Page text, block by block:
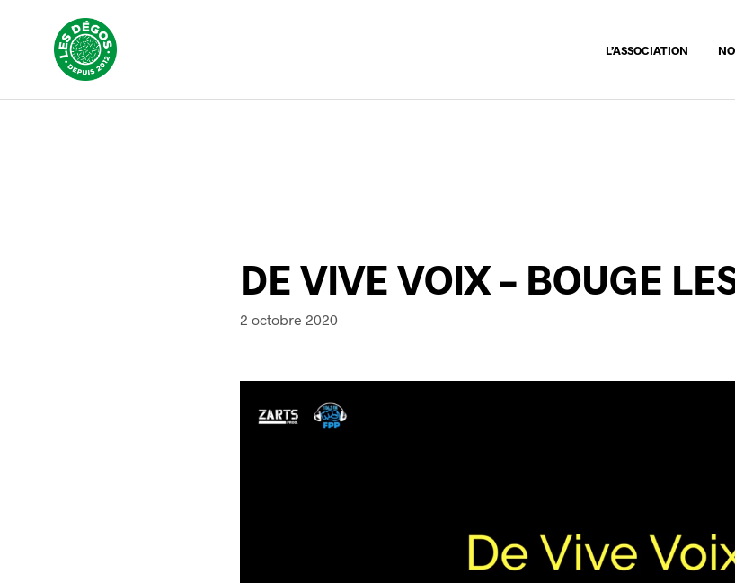
L’ASSOCIATION
DE VIVE VOIX – BOUGE
2 octobre 2020